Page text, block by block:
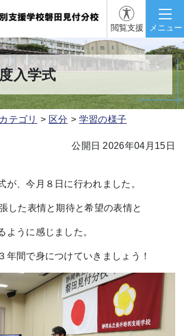
閲覧支援 メニュー
入学式
カテゴリ 区分 学習の様子
公開日 2026年04月15日
が、今月８日に行われました。
した表情と期待と希望の表情と
ように感じました。
年間で身につけていきましょう！